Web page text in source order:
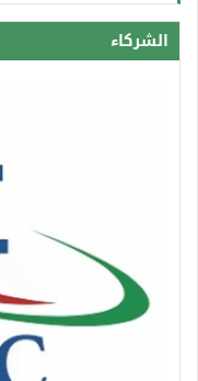
الشركاء